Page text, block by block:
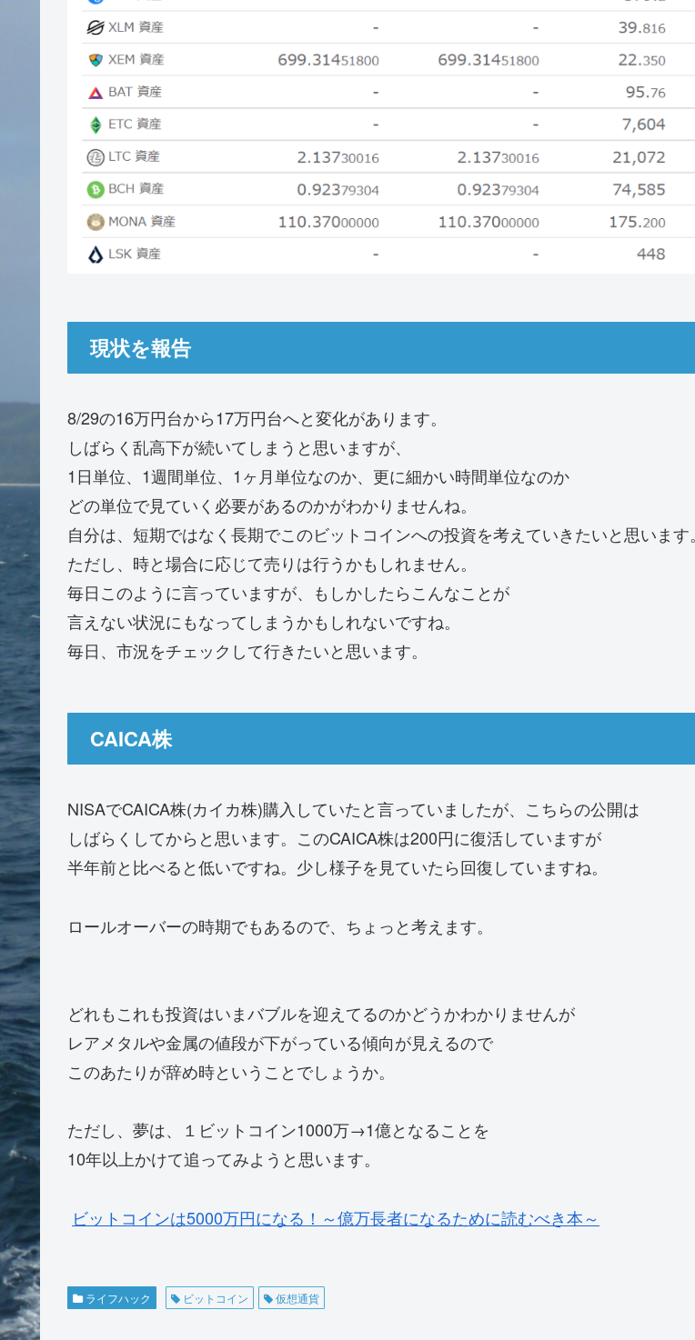
現状を報告
8/29の16万円台から17万円台へと変化があります。
しばらく乱高下が続いてしまうと思いますが、
1日単位、1週間単位、1ヶ月単位なのか、更に細かい時間単位なのか
どの単位で見ていく必要があるのかがわかりませんね。
自分は、短期ではなく長期でこのビットコインへの投資を考えていきたいと思います。
ただし、時と場合に応じて売りは行うかもしれません。
毎日このように言っていますが、もしかしたらこんなことが
言えない状況にもなってしまうかもしれないですね。
毎日、市況をチェックして行きたいと思います。
CAICA株
NISAでCAICA株(カイカ株)購入していたと言っていましたが、こちらの公開は
しばらくしてからと思います。このCAICA株は200円に復活していますが
半年前と比べると低いですね。少し様子を見ていたら回復していますね。
ロールオーバーの時期でもあるので、ちょっと考えます。
どれもこれも投資はいまバブルを迎えてるのかどうかわかりませんが
レアメタルや金属の値段が下がっている傾向が見えるので
このあたりが辞め時ということでしょうか。
ただし、夢は、１ビットコイン1000万→1億となることを
10年以上かけて追ってみようと思います。
ビットコインは5000万円になる！～億万長者になるために読むべき本～
ライフハック ビットコイン 仮想通貨